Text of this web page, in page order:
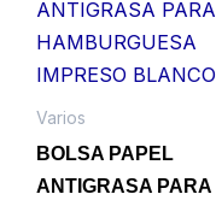
Varios
BOLSA PAPEL
ANTIGRASA PARA